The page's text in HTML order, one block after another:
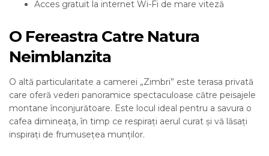
Acces gratuit la internet Wi-Fi de mare viteză
O Fereastra Catre Natura
Neimblanzita
O altă particularitate a camerei „Zimbri” este terasa privată
care oferă vederi panoramice spectaculoase către peisajele
montane înconjurătoare. Este locul ideal pentru a savura o
cafea dimineața, în timp ce respirați aerul curat și vă lăsați
inspirați de frumusețea munților.